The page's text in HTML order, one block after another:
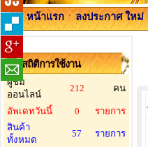
หน้าแรก : ลงประกาศ ใหม่
สถิติการใช้งาน
ผู้ชม
ออนไลน์
212 คน
อัพเดทวันนี้ 0
รายการ
สินค้า
ทั้งหมด
57 รายการ